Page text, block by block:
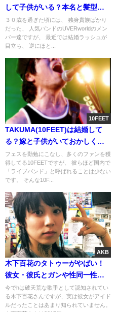
して子供がいる？本名と髪型を
青髪にした感想(画像)
３０歳を過ぎた頃には、 独身貴族ばかり
だった、 人気バンドのUVERworldのメン
バー達ですが、 最近では結婚ラッシュが
目立ち、 逆にほと...
10FEET
TAKUMA(10FEET)は結婚して
る？嫁と子供がいておかしくな
い年齢。曲から辿る過去の歴代
の彼女像(画像)
フェスを勤勉にこなし、多くのファンを獲
得してる10FEETですが、 彼らほど国内で
「ライブバンド」と呼ばれることは少ない
です。 そんな10F...
AKB
木下百花のタトゥーがやばい！
彼女・彼氏とガンや性同一性障
害の噂[画像]
今でhは破天荒な歌手として認知されてい
る木下百花さんですが、実は彼女がアイド
ルだったことはあまり知られていません。